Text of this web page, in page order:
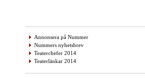
Annonsera på Nummer
Nummers nyhetsbrev
Teaterchefer 2014
Teaterlänkar 2014